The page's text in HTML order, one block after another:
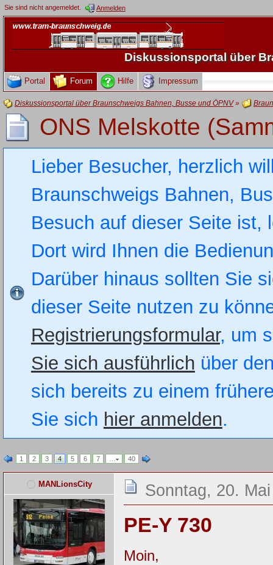
Sie sind nicht angemeldet. Anmelden
Diskussionsportal über
Portal Forum Hilfe Impressum
Diskussionsportal über Braunschweigs Bahnen, Busse und ÖPNV»
ONS Melskotte
Lieber Besucher, herzlich
Braunschweigs Bahnen,
Besuch auf dieser Seite
Dort wird Ihnen die
Darüber hinaus sollten Sie
dieser Seite nutzen zu
Registrierungsformular, um
Sie sich ausführlich über
sich bereits zu einem
Sie sich hier anmelden.
1 2 3 4 5 6 7 … 40
MANLionsCity Sonntag, 20.
PE-Y 730
Moin,